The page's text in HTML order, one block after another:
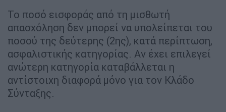
Το ποσό εισφοράς από τη μισθωτή
απασχόληση δεν μπορεί να υπολείπεται του
ποσού της δεύτερης (2ης), κατά περίπτωση,
ασφαλιστικής κατηγορίας. Αν έχει επιλεγεί
ανώτερη κατηγορία καταβάλλεται η
αντίστοιχη διαφορά μόνο για τον Κλάδο
Σύνταξης.